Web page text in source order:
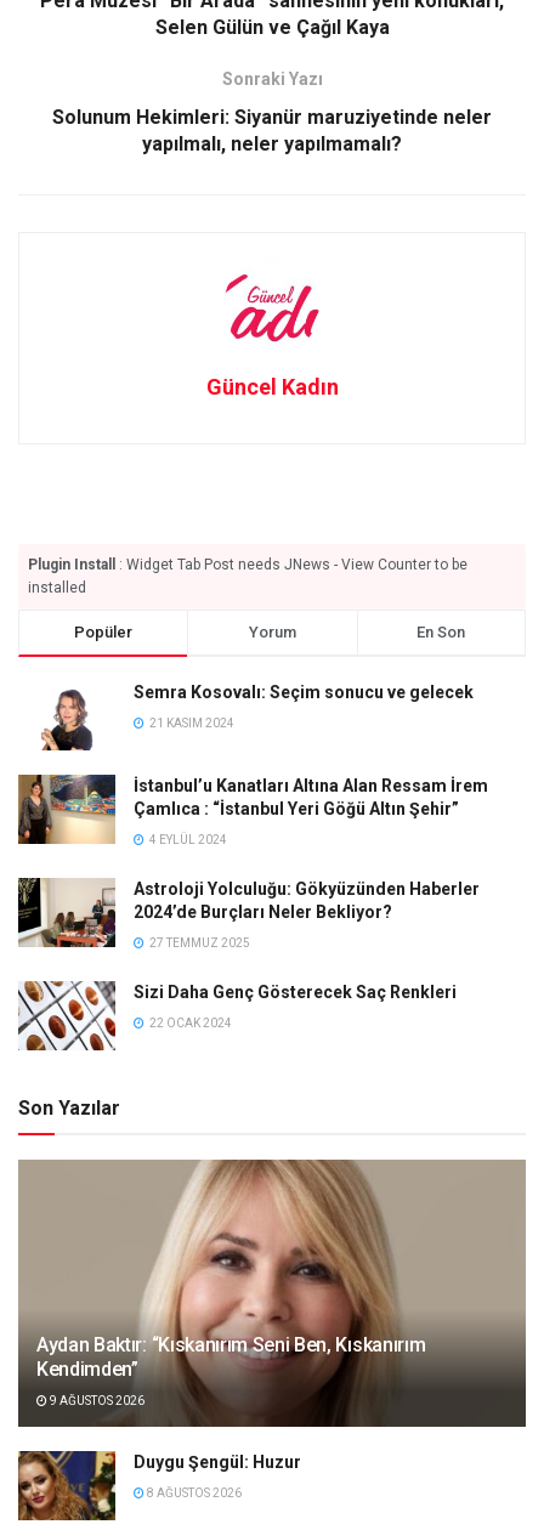
Selen Gülün ve Çağıl Kaya
Sonraki Yazı
Solunum Hekimleri: Siyanür maruziyetinde neler
yapılmalı, neler yapılmamalı?
Güncel Kadın
Plugin Install
: Widget Tab Post needs JNews - View Counter to be
installed
Popüler Yorum En Son
Semra Kosovalı: Seçim sonucu ve gelecek
21 KASIM 2024
İstanbul’u Kanatları Altına Alan Ressam İrem
Çamlıca : “İstanbul Yeri Göğü Altın Şehir”
4 EYLÜL 2024
Astroloji Yolculuğu: Gökyüzünden Haberler
2024’de Burçları Neler Bekliyor?
27 TEMMUZ 2025
Sizi Daha Genç Gösterecek Saç Renkleri
22 OCAK 2024
Son Yazılar
Aydan Baktır: “Kıskanırım Seni Ben, Kıskanırım
Kendimden”
9 AĞUSTOS 2026
Duygu Şengül: Huzur
8 AĞUSTOS 2026